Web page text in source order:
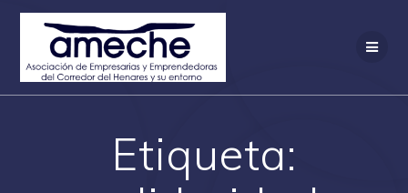
Saltar
Etiqueta: